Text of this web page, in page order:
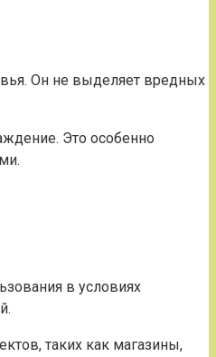
Он не выделяет вредных
Это особенно
в условиях
таких как магазины,